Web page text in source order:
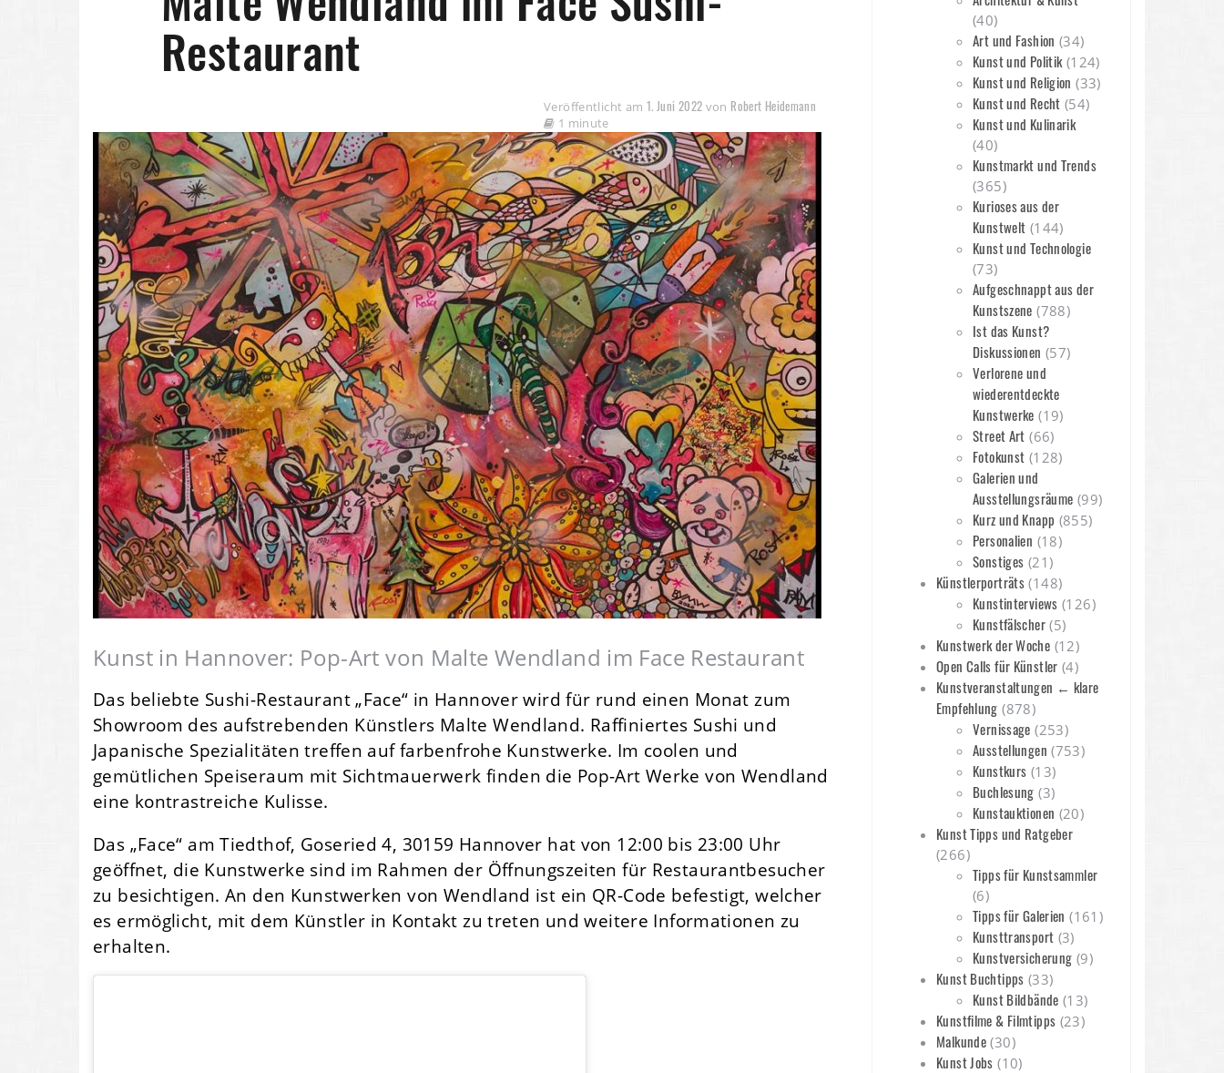
Restaurant
Veröffentlicht am 1. Juni 2022 von Robert Heidemann
1 minute
Kunst in Hannover: Pop-Art von Malte Wendland im Face Restaurant
Das beliebte Sushi-Restaurant „Face“ in Hannover wird für rund einen Monat zum
Showroom des aufstrebenden Künstlers Malte Wendland. Raffiniertes Sushi und
Japanische Spezialitäten treffen auf farbenfrohe Kunstwerke. Im coolen und
gemütlichen Speiseraum mit Sichtmauerwerk finden die Pop-Art Werke von Wendland
eine kontrastreiche Kulisse.
Das „Face“ am Tiedthof, Goseried 4, 30159 Hannover hat von 12:00 bis 23:00 Uhr
geöffnet, die Kunstwerke sind im Rahmen der Öffnungszeiten für Restaurantbesucher
zu besichtigen. An den Kunstwerken von Wendland ist ein QR-Code befestigt, welcher
es ermöglicht, mit dem Künstler in Kontakt zu treten und weitere Informationen zu
erhalten.
(40)
Art und Fashion (34)
Kunst und Politik(124)
Kunst und Religion (33)
Kunst und Recht (54)
Kunst und Kulinarik
(40)
Kunstmarkt und Trends
(365)
Kurioses aus der
Kunstwelt (144)
Kunst und Technologie
(73)
Aufgeschnappt aus der
Kunstszene (788)
Ist das Kunst?
Diskussionen (57)
Verlorene und
wiederentdeckte
Kunstwerke (19)
Street Art (66)
Fotokunst (128)
Galerien und
Ausstellungsräume (99)
Kurz und Knapp (855)
Personalien (18)
Sonstiges (21)
Künstlerporträts (148)
Kunstinterviews (126)
Kunstfälscher(5)
Kunstwerk der Woche (12)
Open Calls für Künstler (4)
Kunstveranstaltungen ← klare
Empfehlung (878)
Vernissage (253)
Ausstellungen (753)
Kunstkurs (13)
Buchlesung (3)
Kunstauktionen (20)
Kunst Tipps und Ratgeber
(266)
Tipps für Kunstsammler
(6)
Tipps für Galerien (161)
Kunsttransport (3)
Kunstversicherung (9)
Kunst Buchtipps (33)
Kunst Bildbände (13)
Kunstfilme & Filmtipps (23)
Malkunde (30)
Kunst Jobs (10)